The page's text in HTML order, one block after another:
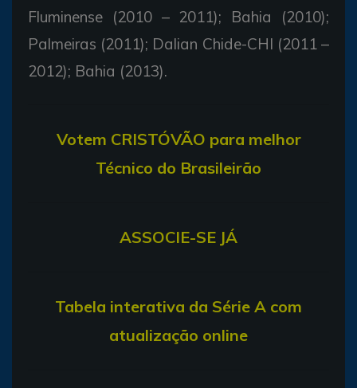
Fluminense (2010 – 2011); Bahia (2010);
Palmeiras (2011); Dalian Chide-CHI (2011 –
2012); Bahia (2013).
Votem CRISTÓVÃO para melhor
Técnico do Brasileirão
ASSOCIE-SE JÁ
Tabela interativa da Série A com
atualização online